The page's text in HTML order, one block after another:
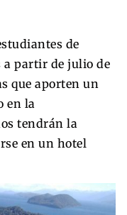
de
a partir de julio de
que aporten un
en la
tendrán la
en un hotel